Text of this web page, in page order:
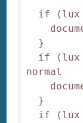
if (lux
}
if (lux
normal
}
if (lux >